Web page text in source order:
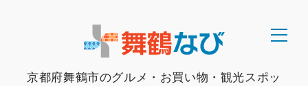
京都府舞鶴市のグルメ・お買い物・観光スポッ